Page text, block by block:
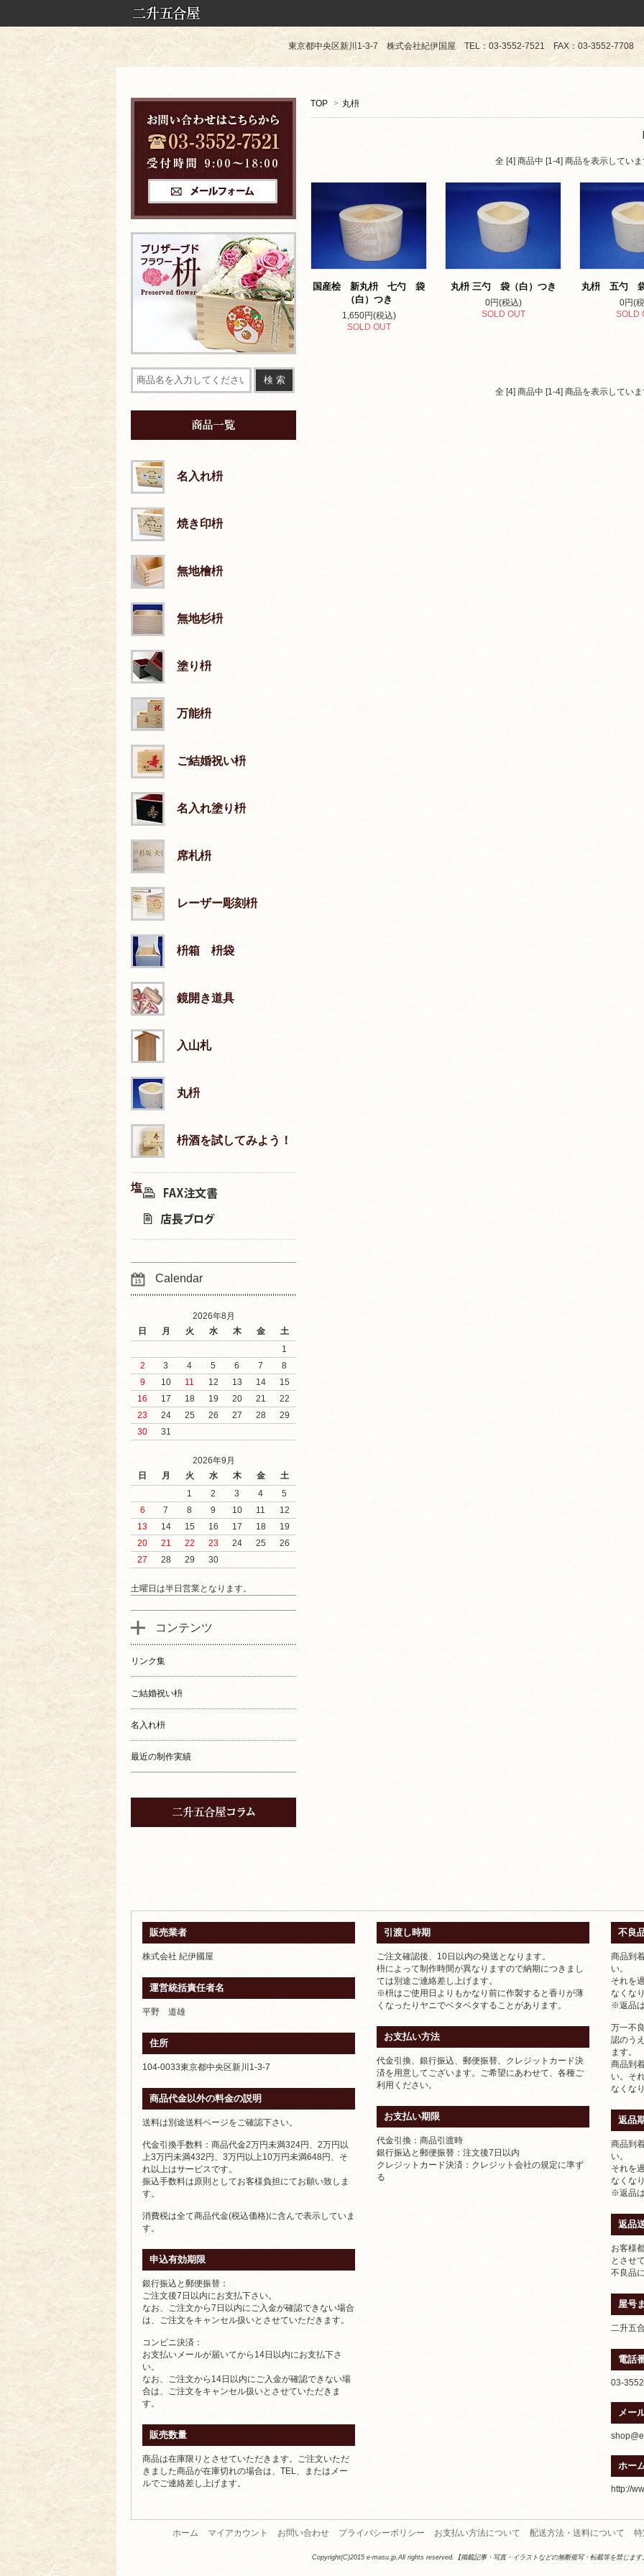
東京都中央区新川1-3-7 株式会社紀伊国屋 TEL：03-3552-7521 FAX：03-3552-7708
TOP > 丸枡
全 [4] 商品中 [1-4] 商品を表示していま
国産桧 新丸枡 七勺 袋
（白）つき
1,650円(税込)
SOLD OUT
丸枡 三勺 袋（白）つき
0円(税込)
SOLD OUT
丸枡 五勺 袋
0円(
SOLD
全 [4] 商品中 [1-4] 商品を表示していま
名入れ枡
焼き印枡
無地檜枡
無地杉枡
塗り枡
万能枡
ご結婚祝い枡
名入れ塗り枡
席札枡
レーザー彫刻枡
枡箱 枡袋
鏡開き道具
入山札
丸枡
枡酒を試してみよう！
塩
Calendar
2026年8月
日
月 火 水 木 金
土
1
2
3 4 5 6 7
8
9
10 11 12 13 14
15
16
17 18 19 20 21
22
23
24 25 26 27 28
29
30
31
2026年9月
日
月 火 水 木 金
土
1
2 3 4
5
6
7 8 9 10 11
12
13
14 15 16 17 18
19
20
21 22 23 24 25
26
27
28 29 30
土曜日は半日営業となります。
コンテンツ
リンク集
ご結婚祝い枡
名入れ枡
最近の制作実績
販売業者
株式会社 紀伊國屋
運営統括責任者名
平野 道雄
住所
104-0033東京都中央区新川1-3-7
商品代金以外の料金の説明
送料は別途送料ページをご確認下さい。
代金引換手数料：商品代金2万円未満324円、2万円以
上3万円未満432円、3万円以上10万円未満648円、そ
れ以上はサービスです。
振込手数料は原則としてお客様負担にてお願い致しま
す。
消費税は全て商品代金(税込価格)に含んで表示していま
す。
申込有効期限
銀行振込と郵便振替：
ご注文後7日以内にお支払下さい。
なお、ご注文から7日以内にご入金が確認できない場合
は、ご注文をキャンセル扱いとさせていただきます。
コンビニ決済：
お支払いメールが届いてから14日以内にお支払下さ
い。
なお、ご注文から14日以内にご入金が確認できない場
合は、ご注文をキャンセル扱いとさせていただきま
す。
販売数量
商品は在庫限りとさせていただきます。ご注文いただ
きました商品が在庫切れの場合は、TEL、またはメー
ルでご連絡差し上げます。
引渡し時期
ご注文確認後、10日以内の発送となります。
枡によって制作時間が異なりますので納期につきまし
ては別途ご連絡差し上げます。
※枡はご使用日よりもかなり前に作製すると香りが薄
くなったりヤニでベタベタすることがあります。
お支払い方法
代金引換、銀行振込、郵便振替、クレジットカード決
済を用意してございます。ご希望にあわせて、各種ご
利用ください。
お支払い期限
代金引換：商品引渡時
銀行振込と郵便振替：注文後7日以内
クレジットカード決済：クレジット会社の規定に準ず
る
不良
商品到
い。
それを
なくな
※返品
万一不
認のう
ます。
商品到
い。そ
なくな
返品
商品到
い。
それを
なくな
※返品
返品
お客様
とさせ
不良品
屋号
二升五
電話
03-
メー
ホー
http://
ホーム マイアカウント お問い合わせ プライバシーポリシー お支払い方法について 配送方法・送料について
Copyright(C)2015 e-masu.jp.All rights reserved.【掲載記事・写真・イラストなどの無断複写・転載等を禁じます